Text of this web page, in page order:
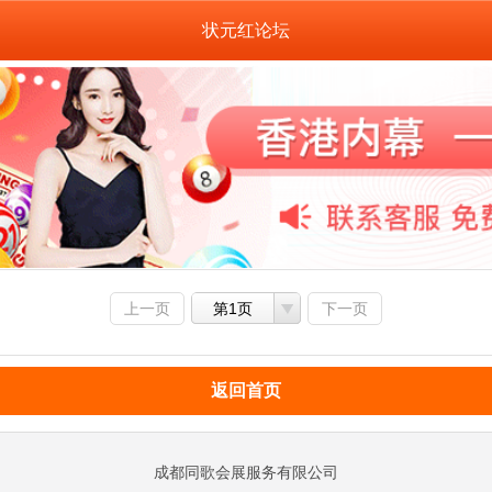
状元红论坛
上一页 第1页 下一页
返回首页
成都同歌会展服务有限公司